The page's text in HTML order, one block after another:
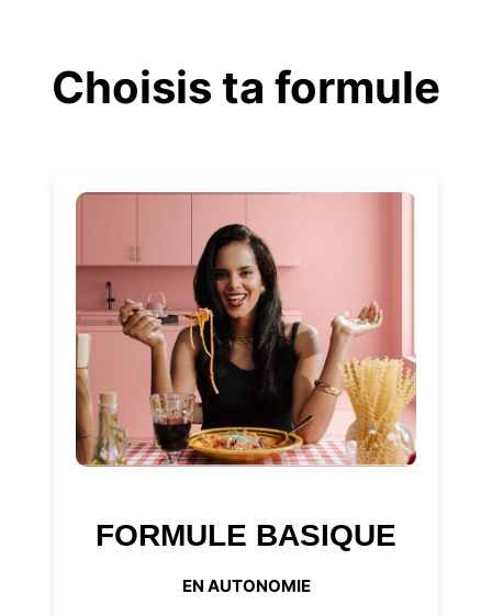
contenuChoisis ta formule
FORMULE BASIQUE
EN AUTONOMIE